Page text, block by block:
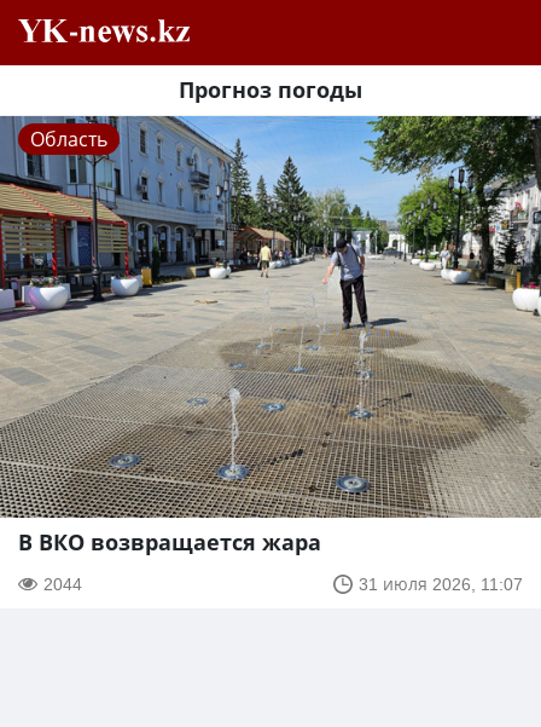
Прогноз погоды
Область
В ВКО возвращается жара
2044 31 июля 2026, 11:07